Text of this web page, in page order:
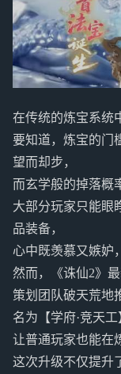
在传统的炼宝系统
要知道，炼宝的门
望而却步，
而玄学般的掉落概
大部分玩家只能眼
品装备，
心中既羡慕又嫉妒
然而，《诛仙2》
策划团队破天荒
名为【学府·竞天
让普通玩家也能在
这次升级不仅提升